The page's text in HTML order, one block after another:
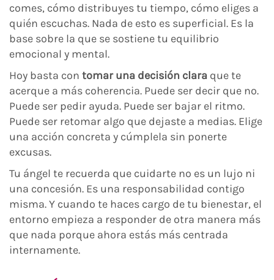
comes, cómo distribuyes tu tiempo, cómo eliges a
quién escuchas. Nada de esto es superficial. Es la
base sobre la que se sostiene tu equilibrio
emocional y mental.
Hoy basta con tomar una decisión clara que te
acerque a más coherencia. Puede ser decir que no.
Puede ser pedir ayuda. Puede ser bajar el ritmo.
Puede ser retomar algo que dejaste a medias. Elige
una acción concreta y cúmplela sin ponerte
excusas.
Tu ángel te recuerda que cuidarte no es un lujo ni
una concesión. Es una responsabilidad contigo
misma. Y cuando te haces cargo de tu bienestar, el
entorno empieza a responder de otra manera más
que nada porque ahora estás más centrada
internamente.